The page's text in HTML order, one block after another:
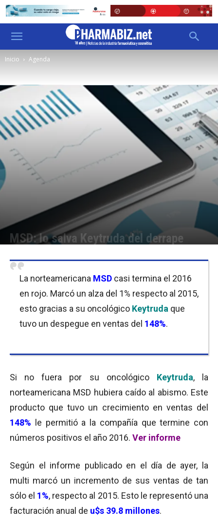
Inicio Agenda
MSD: lo salva Keytruda del derrape
La norteamericana MSD casi termina el 2016
en rojo. Marcó un alza del 1% respecto al 2015,
esto gracias a su oncológico Keytruda que
tuvo un despegue en ventas del 148%.
Si no fuera por su oncológico Keytruda, la
norteamericana MSD hubiera caído al abismo. Este
producto que tuvo un crecimiento en ventas del
148% le permitió a la compañía que termine con
números positivos el año 2016. Ver informe
Según el informe publicado en el día de ayer, la
multi marcó un incremento de sus ventas de tan
sólo el 1%, respecto al 2015. Esto le representó una
facturación anual de u$s 39.8 millones.